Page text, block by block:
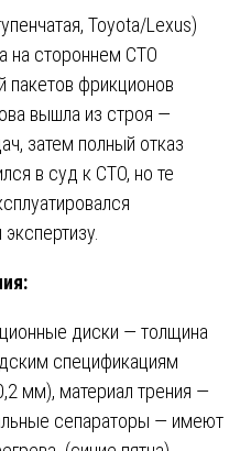
Toyota/Lexus)
на стороннем СТО
пакетов фрикционов
вышла из строя —
затем полный отказ
в суд к СТО, но те
диски — толщина
спецификациям
мм), материал трения —
сепараторы — имеют